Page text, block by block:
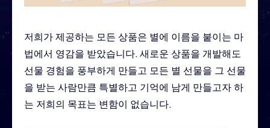
저희가 제공하는 모든 상품은 별에 이름을 붙이는 마
법에서 영감을 받았습니다. 새로운 상품을 개발해도
선물 경험을 풍부하게 만들고 모든 별 선물을 그 선물
을 받는 사람만큼 특별하고 기억에 남게 만들고자 하
는 저희의 목표는 변함이 없습니다.